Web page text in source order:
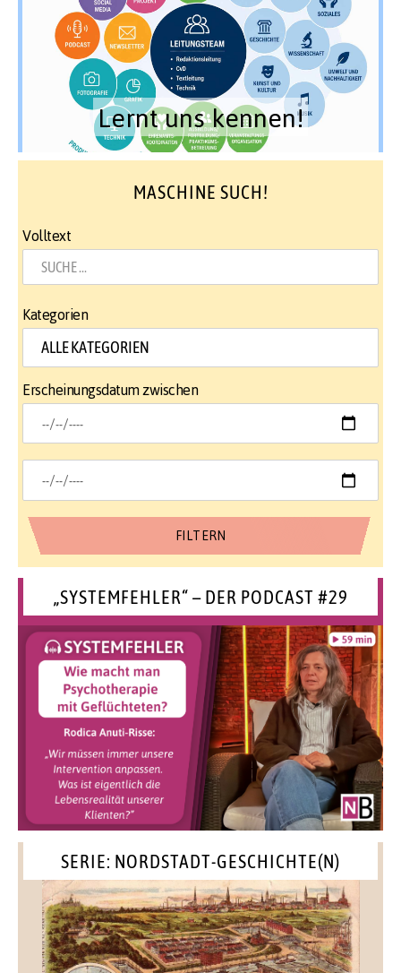
Lernt uns kennen!
MASCHINE SUCH!
Volltext
Kategorien
Erscheinungsdatum zwischen
„SYSTEMFEHLER“ – DER PODCAST #29
SERIE: NORDSTADT-GESCHICHTE(N)